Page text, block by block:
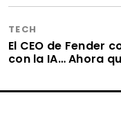
TECH
El CEO de Fender
con la IA… Ahora